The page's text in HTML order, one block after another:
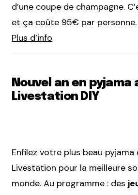
d’une coupe de champagne.
et ça coûte 95€ par personne.
Plus d’info
Nouvel an en pyjama
Livestation DIY
Enfilez votre plus beau pyjama
Livestation pour la meilleure
monde. Au programme : des